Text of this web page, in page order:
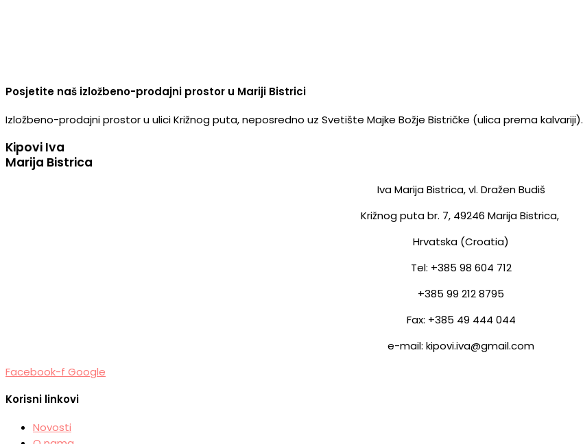
Posjetite naš izložbeno-prodajni prostor u Mariji Bistrici
Izložbeno-prodajni prostor u ulici Križnog puta, neposredno uz Svetište Majke Božje Bistričke (ulica prema kalvariji).
Kipovi Iva
Marija Bistrica
Iva Marija Bistrica, vl. Dražen Budiš
Križnog puta br. 7, 49246 Marija Bistrica,
Hrvatska (Croatia)
Tel: +385 98 604 712
+385 99 212 8795
Fax: +385 49 444 044
e-mail: kipovi.iva@gmail.com
Facebook-f Google
Korisni linkovi
Novosti